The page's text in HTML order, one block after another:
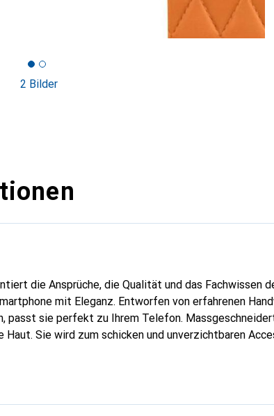
2 Bilder
die Ansprüche, die Qualität und das Fachwissen
mit Eleganz. Entworfen von erfahrenen
passt sie perfekt zu Ihrem Telefon.
Sie wird zum schicken und unverzichtbaren